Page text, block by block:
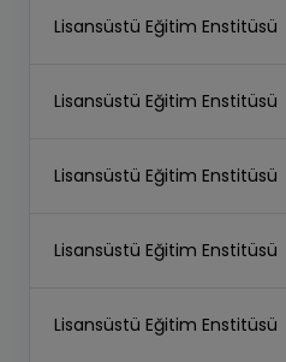
Lisansüstü Eğitim Enstitüsü
Lisansüstü Eğitim Enstitüsü
Lisansüstü Eğitim Enstitüsü
Lisansüstü Eğitim Enstitüsü
Lisansüstü Eğitim Enstitüsü